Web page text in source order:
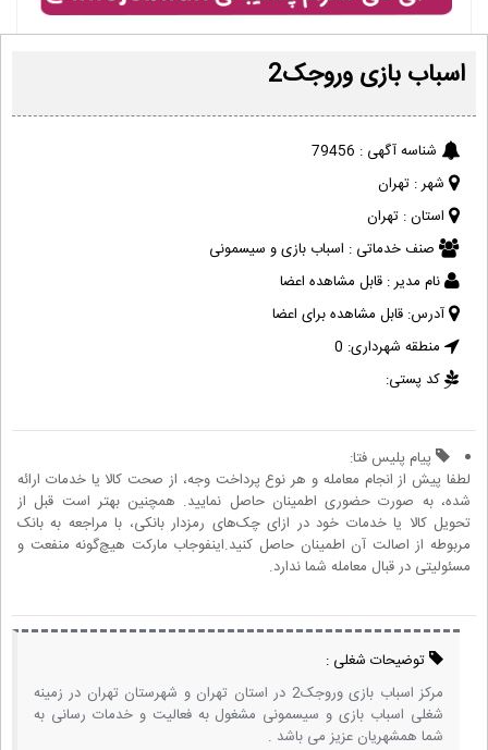
اسباب بازی وروجک2
شناسه آگهی : 79456
شهر : تهران
استان : تهران
صنف خدماتی : اسباب بازی و سیسمونی
نام مدیر : قابل مشاهده اعضا
آدرس: قابل مشاهده برای اعضا
منطقه شهرداری: 0
کد پستی:
پیام پلیس فتا:
لطفا پیش از انجام معامله و هر نوع پرداخت وجه، از صحت کالا یا خدمات ارائه
شده، به صورت حضوری اطمینان حاصل نمایید. همچنین بهتر است قبل از
تحویل کالا یا خدمات خود در ازای چک‌های رمزدار بانکی، با مراجعه به بانک
مربوطه از اصالت آن اطمینان حاصل کنید.اینفوجاب مارکت هیچ‌گونه منفعت و
مسئولیتی در قبال معامله شما ندارد.
توضیحات شغلی :
مرکز اسباب بازی وروجک2 در استان تهران و شهرستان تهران در زمینه
شغلی اسباب بازی و سیسمونی مشغول به فعالیت و خدمات رسانی به
شما همشهریان عزیز می باشد .